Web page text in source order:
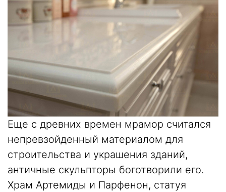
Еще с древних времен мрамор считался
непревзойденный материалом для
строительства и украшения зданий,
античные скульпторы боготворили его.
Храм Артемиды и Парфенон, статуя